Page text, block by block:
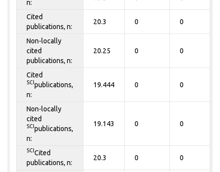
n:
Cited
publications, n:
20.3 0 0
Non-locally
cited
publications, n:
20.25 0 0
Cited
SCI publications,
n:
19.444 0 0
Non-locally
cited
SCI publications,
n:
19.143 0 0
SCI Cited
publications, n:
20.3 0 0